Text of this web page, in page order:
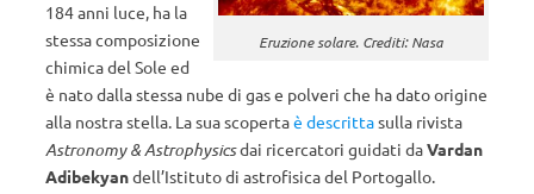
Eruzione solare. Crediti: Nasa
184 anni luce, ha la
stessa composizione
chimica del Sole ed
è nato dalla stessa nube di gas e polveri che ha dato origine
alla nostra stella. La sua scopertaè descrittasulla rivista
Astronomy & Astrophysicsdai ricercatori guidati daVardan
Adibekyandell’Istituto di astrofisica del Portogallo.